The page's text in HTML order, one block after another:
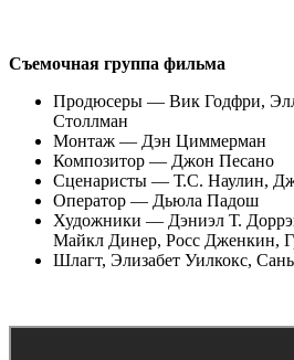
Съемочная группа фильма
Продюсеры — Вик Годфри,
Столлман
Монтаж — Дэн Циммерман
Композитор — Джон Песано
Сценаристы — Т.С. Наулин,
Оператор — Дьюла Падош
Художники — Дэниэл Т.
Майкл Динер, Росс Дженкин,
Шлагт, Элизабет Уилкокс,